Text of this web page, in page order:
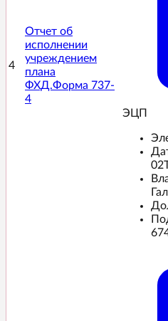
4
Отчет об
исполнении
учреждением
плана
ФХД.Форма 737-
4
ЭЦП️